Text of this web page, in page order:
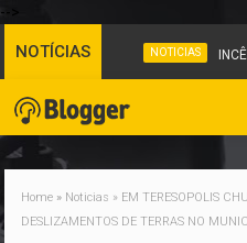
-->
NOTÍCIAS NOTICIAS
Home » Noticias » EM TERESOPOLIS
DESLIZAMENTOS DE TERRAS NO